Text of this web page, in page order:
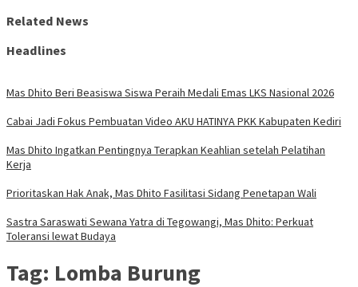
Related News
Headlines
Mas Dhito Beri Beasiswa Siswa Peraih Medali Emas LKS Nasional 2026
Cabai Jadi Fokus Pembuatan Video AKU HATINYA PKK Kabupaten Kediri
Mas Dhito Ingatkan Pentingnya Terapkan Keahlian setelah Pelatihan
Kerja
Prioritaskan Hak Anak, Mas Dhito Fasilitasi Sidang Penetapan Wali
Sastra Saraswati Sewana Yatra di Tegowangi, Mas Dhito: Perkuat
Toleransi lewat Budaya
Tag: Lomba Burung